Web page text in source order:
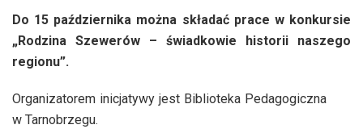
Do 15 października można składać prace w konkursie
„Rodzina Szewerów – świadkowie historii naszego
regionu”.
Organizatorem inicjatywy jest Biblioteka Pedagogiczna
w Tarnobrzegu.